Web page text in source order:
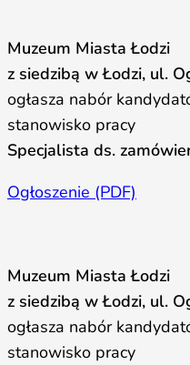
Muzeum Miasta Łodzi
z siedzibą w Łodzi, ul.
ogłasza nabór
stanowisko pracy
Specjalista ds.
Ogłoszenie (PDF)
Muzeum Miasta Łodzi
z siedzibą w Łodzi, ul.
ogłasza nabór
stanowisko pracy